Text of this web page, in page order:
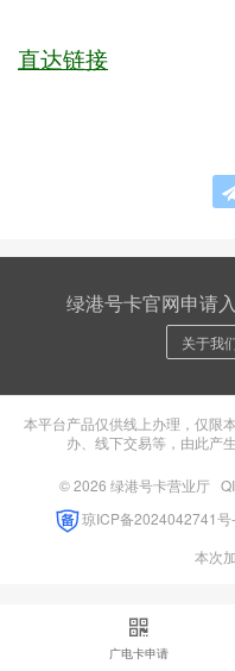
直达链接
绿港号卡官网申请
关于我
本平台产品仅供线上办理，仅限
办、线下交易等，由此产
© 2026 绿港号卡营业厅
琼ICP备2024042741号
本次
广电卡申请